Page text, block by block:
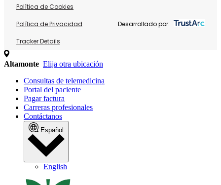
Política de Cookies
Política de Privacidad
Tracker Details
Desarrollado por:
Altamonte Elija otra ubicación
Consultas de telemedicina
Portal del paciente
Pagar factura
Carreras profesionales
Contáctanos
Español
English